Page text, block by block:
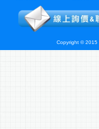
Copyright © 2015